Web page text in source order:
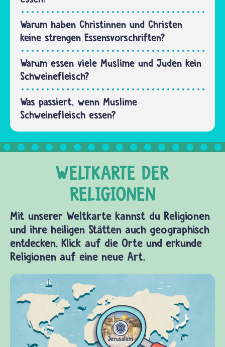
und…
Warum haben Christinnen und Christen
keine strengen Essensvorschriften?
Warum essen viele Muslime und Juden kein
Schweinefleisch?
Was passiert, wenn Muslime
Schweinefleisch essen?
Mit unserer Weltkarte kannst du Religionen
und ihre heiligen Stätten auch geographisch
entdecken. Klick auf die Orte und erkunde
Religionen auf eine neue Art.